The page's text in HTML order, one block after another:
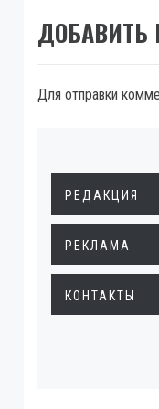
ДОБАВИТЬ
Для отправки
РЕДАКЦИЯ
РЕКЛАМА
КОНТАКТЫ